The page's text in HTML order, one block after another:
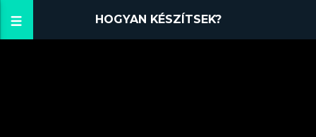
HOGYAN KÉSZÍTSEK?